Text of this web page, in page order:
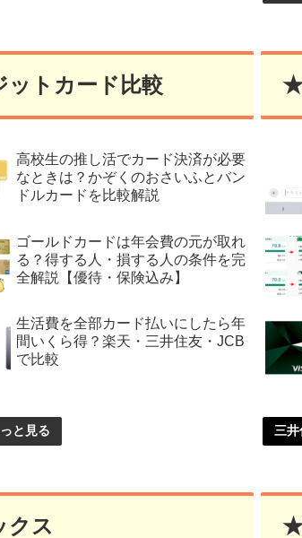
トカード比較
高校生の推し活でカード決済が必要
なときは？かぞくのおさいふとバン
ドルカードを比較解説
ゴールドカードは年会費の元が取れ
る？得する人・損する人の条件を完
全解説【優待・保険込み】
生活費を全部カード払いにしたら年
間いくら得？楽天・三井住友・JCB
で比較
と見る
★
三
ス